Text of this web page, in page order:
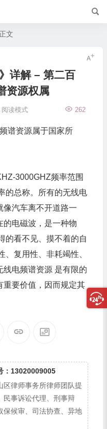
正文
详解 – 第二百
资源权属
262
阅读模式
资源属于国家所
3000GHZ频率范围
的总称。所有的无线电
像汽车离不开道路一
的电磁波，是一种物
的看不见、摸不着的自
复用性、非耗竭性、
线电频谱资源 是有限的
重要价值，因而规定其
：13020009005
区律师事务所律师团队提
民事诉讼代理、刑事辩
保候审、司法协查、异地